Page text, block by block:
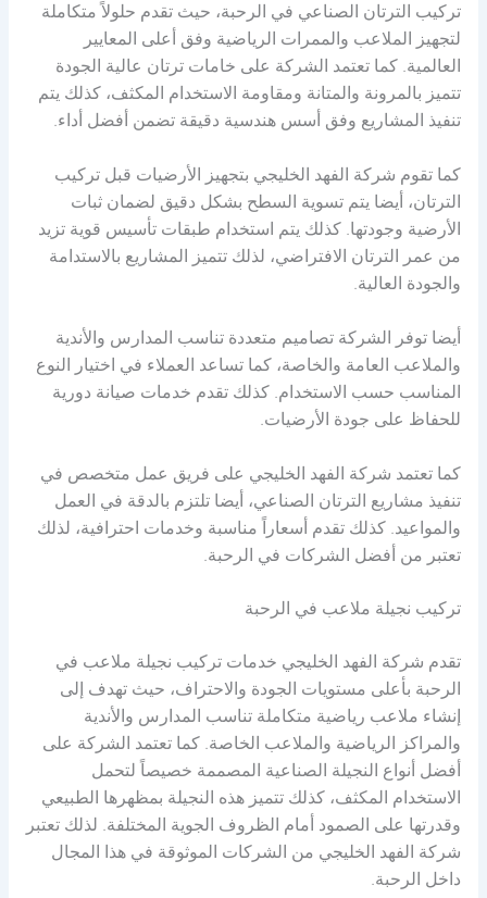
تركيب الترتان الصناعي في الرحبة، حيث تقدم حلولاً متكاملة
لتجهيز الملاعب والممرات الرياضية وفق أعلى المعايير
العالمية. كما تعتمد الشركة على خامات ترتان عالية الجودة
تتميز بالمرونة والمتانة ومقاومة الاستخدام المكثف، كذلك يتم
تنفيذ المشاريع وفق أسس هندسية دقيقة تضمن أفضل أداء.
كما تقوم شركة الفهد الخليجي بتجهيز الأرضيات قبل تركيب
الترتان، أيضا يتم تسوية السطح بشكل دقيق لضمان ثبات
الأرضية وجودتها. كذلك يتم استخدام طبقات تأسيس قوية تزيد
من عمر الترتان الافتراضي، لذلك تتميز المشاريع بالاستدامة
والجودة العالية.
أيضا توفر الشركة تصاميم متعددة تناسب المدارس والأندية
والملاعب العامة والخاصة، كما تساعد العملاء في اختيار النوع
المناسب حسب الاستخدام. كذلك تقدم خدمات صيانة دورية
للحفاظ على جودة الأرضيات.
كما تعتمد شركة الفهد الخليجي على فريق عمل متخصص في
تنفيذ مشاريع الترتان الصناعي، أيضا تلتزم بالدقة في العمل
والمواعيد. كذلك تقدم أسعاراً مناسبة وخدمات احترافية، لذلك
تعتبر من أفضل الشركات في الرحبة.
تركيب نجيلة ملاعب في الرحبة
تقدم شركة الفهد الخليجي خدمات تركيب نجيلة ملاعب في
الرحبة بأعلى مستويات الجودة والاحتراف، حيث تهدف إلى
إنشاء ملاعب رياضية متكاملة تناسب المدارس والأندية
والمراكز الرياضية والملاعب الخاصة. كما تعتمد الشركة على
أفضل أنواع النجيلة الصناعية المصممة خصيصاً لتحمل
الاستخدام المكثف، كذلك تتميز هذه النجيلة بمظهرها الطبيعي
وقدرتها على الصمود أمام الظروف الجوية المختلفة. لذلك تعتبر
شركة الفهد الخليجي من الشركات الموثوقة في هذا المجال
داخل الرحبة.